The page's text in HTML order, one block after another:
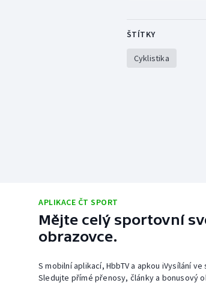
ŠTÍTKY
Cyklistika
APLIKACE ČT SPORT
Mějte celý sportovní
obrazovce.
S mobilní aplikací, HbbTV a apkou iVysílání
Sledujte přímé přenosy, články a bonusový